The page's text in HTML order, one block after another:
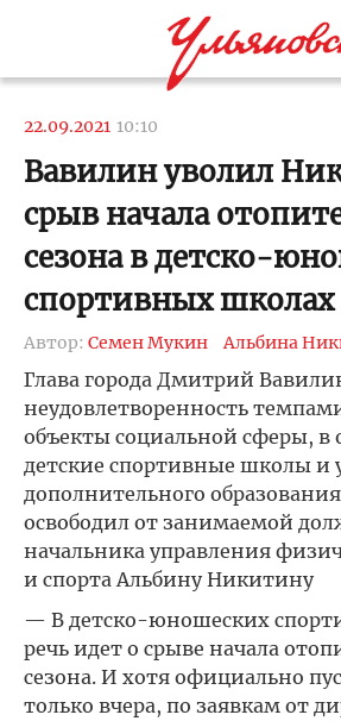
22.09.2021 10:10
Вавилин уволил
срыв начала
сезона в детско-
спортивных школах
Автор: Семен Мукин Альбина
Глава города Дмитрий
неудовлетворенность
объекты социальной сферы, в
детские спортивные школы и
дополнительного
освободил от занимаемой
начальника управления
и спорта Альбину Никитину
— В детско-юношеских
речь идет о срыве начала
сезона. И хотя официально
только вчера, по заявкам от